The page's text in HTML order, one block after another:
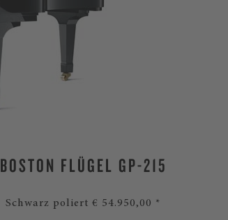
BOSTON FLÜGEL GP-215
Schwarz poliert € 54.950,00 *